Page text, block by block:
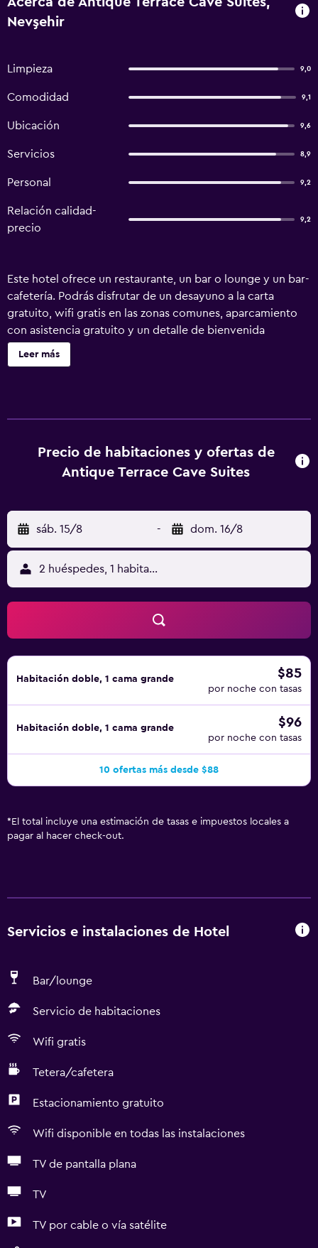
Nevşehir
Limpieza 9,0
Comodidad 9,1
Ubicación 9,6
Servicios 8,9
Personal 9,2
Relación calidad-
precio
9,2
Este hotel ofrece un restaurante, un bar o lounge y un bar-
cafetería. Podrás disfrutar de un desayuno a la carta
gratuito, wifi gratis en las zonas comunes, aparcamiento
con asistencia gratuito y un detalle de bienvenida
gratuito. Otras instalaciones incluyen una cafetería, café o
té en las zonas comunes y una nevera en una zona común.
gratuitos y secador de pelo. Este hotel en Nevşehir ofrece
acceso a Internet wifi gratis. Se ofrece servicio de
abajo en las instalaciones o cerca del alojamiento (es
posible que se aplique un recargo).
Leer más
Precio de habitaciones y ofertas de
Antique Terrace Cave Suites
sáb. 15/8 - dom. 16/8
2 huéspedes, 1 habitación
Habitación doble, 1 cama grande $85
por noche con tasas
Habitación doble, 1 cama grande $96
por noche con tasas
10 ofertas más desde $88
* El total incluye una estimación de tasas e impuestos locales a
pagar al hacer check-out.
Servicios e instalaciones de Hotel
Bar/lounge
Servicio de habitaciones
Wifi gratis
Tetera/cafetera
Estacionamiento gratuito
Wifi disponible en todas las instalaciones
TV de pantalla plana
TV
TV por cable o vía satélite